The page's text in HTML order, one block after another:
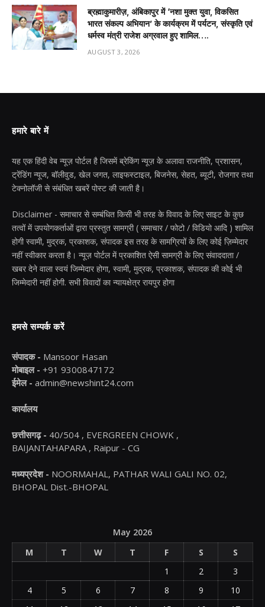
ब्रह्माकुमारीज़, अंबिकापुर में ‘नशा मुक्त युवा, विकसित
भारत संकल्प अभियान’ के कार्यक्रम में पर्यटन, संस्कृति एवं
धर्मस्व मंत्री राजेश अग्रवाल हुए शामिल….
AUGUST 3, 2026
हमारे बारे में
यह एक हिंदी वेब न्यूज़ पोर्टल है जिसमें ब्रेकिंग न्यूज़ के अलावा राजनीति, प्रशासन,
ट्रेंडिंग न्यूज, बॉलीवुड, खेल जगत, लाइफस्टाइल, बिजनेस, सेहत, ब्यूटी, रोजगार तथा
टेक्नोलॉजी से संबंधित खबरें पोस्ट की जाती है।
Disclaimer - समाचार से सम्बंधित किसी भी तरह के विवाद के लिए साइट के कुछ
तत्वों में उपयोगकर्ताओं द्वारा प्रस्तुत सामग्री ( समाचार / फोटो / विडियो आदि ) शामिल
होगी स्वामी, मुद्रक, प्रकाशक, संपादक इस तरह के सामग्रियों के लिए कोई ज़िम्मेदार
नहीं स्वीकार करता है। न्यूज़ पोर्टल में प्रकाशित ऐसी सामग्री के लिए संवाददाता /
खबर देने वाला स्वयं जिम्मेदार होगा, स्वामी, मुद्रक, प्रकाशक, संपादक की कोई भी
जिम्मेदारी नहीं होगी. सभी विवादों का न्यायक्षेत्र रायपुर होगा
हमसे सम्पर्क करें
संपादक - Mansoor Hasan
मोबाइल - +91 9300847172
ईमेल - admin@newshint24.com
कार्यालय
छत्तीसगढ़ - 40/504 , EVERGREEN CHOWK ,
BAIJANTAHAPARA , Raipur - CG
मध्यप्रदेश - NOORMAHAL, PATHAR WALI GALI NO. 02,
BHOPAL Dist.-BHOPAL
May 2026
M
T W T F S
S
1
2
3
4
5 6 7 8 9
10